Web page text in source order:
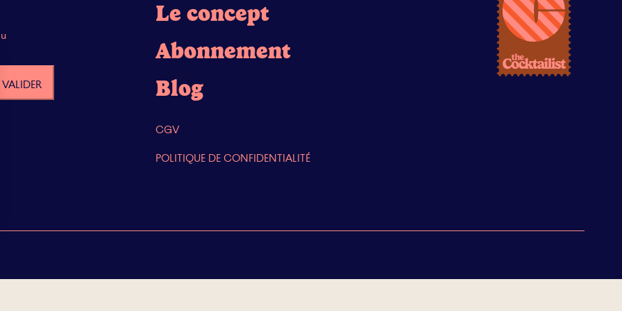
Le concept
Abonnement
Blog
CGV
POLITIQUE DE CONFIDENTIALITÉ
Options